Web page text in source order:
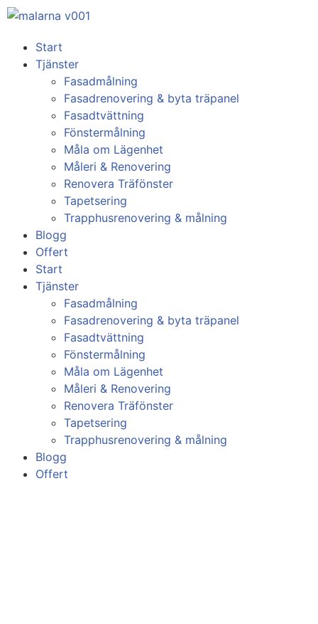
Start
Tjänster
Fasadmålning
Fasadrenovering & byta träpanel
Fasadtvättning
Fönstermålning
Måla om Lägenhet
Måleri & Renovering
Renovera Träfönster
Tapetsering
Trapphusrenovering & målning
Blogg
Offert
Start
Tjänster
Fasadmålning
Fasadrenovering & byta träpanel
Fasadtvättning
Fönstermålning
Måla om Lägenhet
Måleri & Renovering
Renovera Träfönster
Tapetsering
Trapphusrenovering & målning
Blogg
Offert